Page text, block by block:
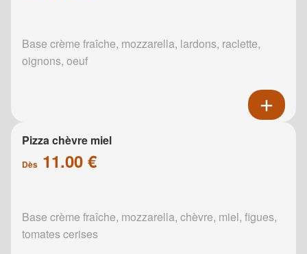
Base crème fraîche, mozzarella, lardons, raclette,
oignons, oeuf
Pizza chèvre miel
Dès 11.00 €
Base crème fraîche, mozzarella, chèvre, miel, figues,
tomates cerises